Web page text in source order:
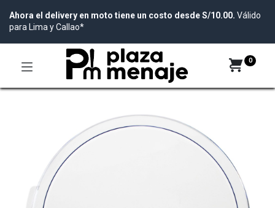
Ahora el delivery en moto tiene un costo desde S/10.00. Válido
para Lima y Callao*
0